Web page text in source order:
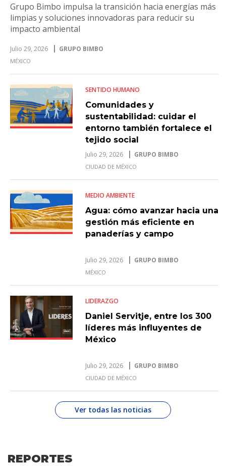
Grupo Bimbo impulsa la transición hacia energías más
limpias y soluciones innovadoras para reducir su
impacto ambiental
Julio 29, 2026 GRUPO BIMBO
MÉXICO
SENTIDO HUMANO
Comunidades y
sustentabilidad: cuidar el
entorno también fortalece el
tejido social
Julio 29, 2026 GRUPO BIMBO
CIUDAD DE MÉXICO
MEDIO AMBIENTE
Agua: cómo avanzar hacia una
gestión más eficiente en
panaderías y campo
Julio 29, 2026 GRUPO BIMBO
MÉXICO
LIDERAZGO
Daniel Servitje, entre los 300
líderes más influyentes de
México
Julio 29, 2026 GRUPO BIMBO
CIUDAD DE MÉXICO
Ver todas las noticias
REPORTES